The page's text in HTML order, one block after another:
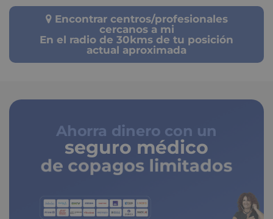
Encontrar centros/profesionales
cercanos a mi
En el radio de 30kms de tu posición
actual aproximada
Ahorra dinero con un
seguro médico
de copagos limitados